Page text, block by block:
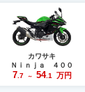
カワサキ
Ｎｉｎｊａ ４００
7.7 ～ 54.1 万円